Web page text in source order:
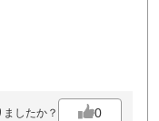
したか？ 0